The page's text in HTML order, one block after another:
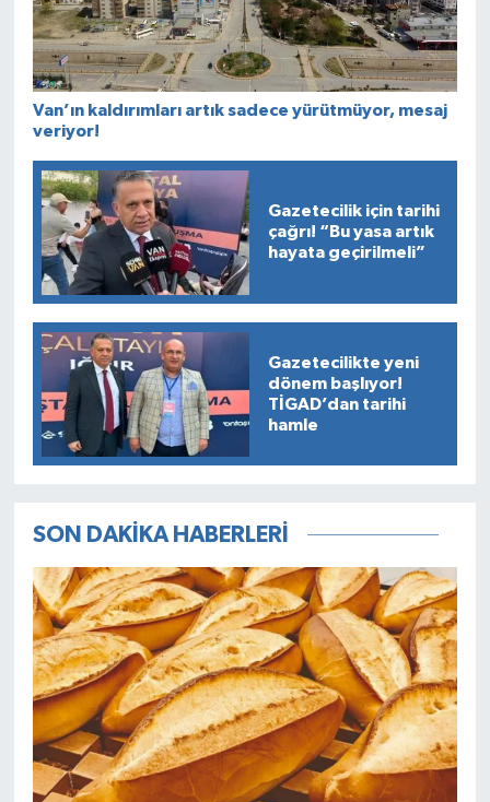
Van’ın kaldırımları artık sadece yürütmüyor, mesaj
veriyor!
Gazetecilik için tarihi
çağrı! “Bu yasa artık
hayata geçirilmeli”
Gazetecilikte yeni
dönem başlıyor!
TİGAD’dan tarihi
hamle
SON DAKİKA HABERLERİ